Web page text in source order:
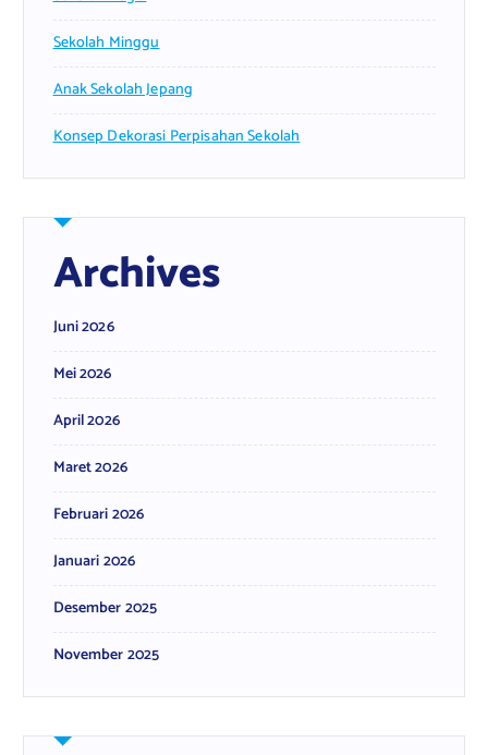
Sekolah Minggu
Anak Sekolah Jepang
Konsep Dekorasi Perpisahan Sekolah
Archives
Juni 2026
Mei 2026
April 2026
Maret 2026
Februari 2026
Januari 2026
Desember 2025
November 2025